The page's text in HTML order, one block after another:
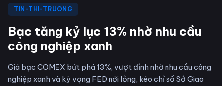
TIN-THI-TRUONG
Bạc tăng kỷ lục 13% nhờ nhu cầu
công nghiệp xanh
Giá bạc COMEX bứt phá 13%, vượt đỉnh nhờ nhu cầu công
nghiệp xanh và kỳ vọng FED nới lỏng, kéo chỉ số Sở Giao